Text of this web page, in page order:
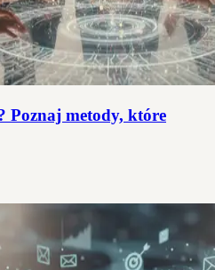
Poznaj metody, które